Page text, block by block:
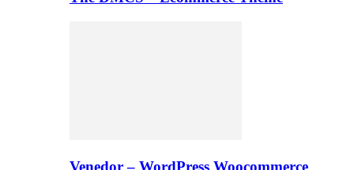
Venedor – WordPress Woocommerce